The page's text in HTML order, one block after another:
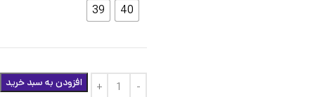
40
39
افزودن به سبد خرید